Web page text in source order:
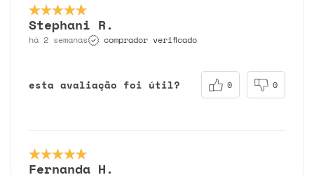
Stephani R.
há 2 semanas comprador verificado
esta avaliação foi útil? 0 0
Fernanda H.